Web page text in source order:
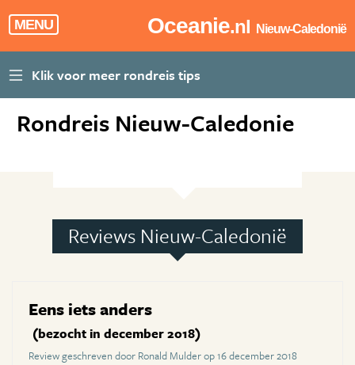
MENU Oceanie.nl Nieuw-Caledonië
Rondreis Nieuw-Caledonie
Reviews Nieuw-Caledonië
Eens iets anders
(bezocht in december 2018)
Review geschreven door Ronald Mulder op 16 december 2018